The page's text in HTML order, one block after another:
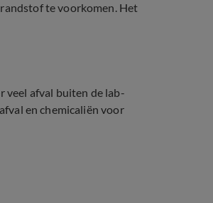
te voorkomen. Het
veel afval buiten de lab-
en chemicaliën voor